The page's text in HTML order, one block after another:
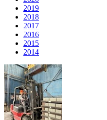
2019
2018
2017
2016
2015
2014